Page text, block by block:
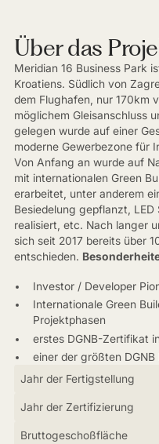
Über das
Meridian 16 Business Park
Kroatiens. Südlich von
dem Flughafen, nur 170km
möglichem Gleisanschluss
gelegen wurde auf einer
moderne Gewerbezone für
Von Anfang an wurde auf
mit internationalen Green
erarbeitet, unter anderem
Besiedelung gepflanzt,
realisiert, etc. Nach langer
sich seit 2017 bereits über
entschieden.
Investor / Developer
Internationale Green
Projektphasen
erstes DGNB-Zertifikat
einer der größten
Jahr der Fertigstellung
Jahr der Zertifizierung
Bruttogeschoßfläche